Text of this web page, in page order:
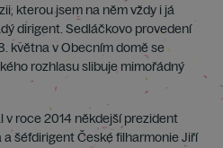
kterou jsem na něm vždy i já
dirigent. Sedláčkovo provedení
května v Obecním domě se
rozhlasu slibuje mimořádný
v roce 2014 někdejší prezident
šéfdirigent České filharmonie Jiří